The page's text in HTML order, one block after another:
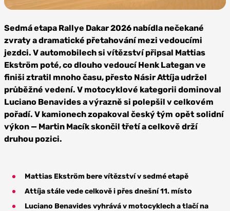
Profimedia
Sedmá etapa Rallye Dakar 2026 nabídla nečekané
zvraty a dramatické přetahování mezi vedoucími
jezdci. V automobilech si vítězství připsal Mattias
Ekström poté, co dlouho vedoucí Henk Lategan ve
finiši ztratil mnoho času, přesto NásirAttíjaudržel
průběžné vedení. V motocyklové kategorii dominoval
Luciano Benavides a výrazně si polepšil v celkovém
pořadí. V kamionech zopakoval český tým opět solidní
výkon — Martin Macík skončil třetí a celkově drží
druhou pozici.
Mattias Ekström bere vítězství v sedmé etapě
Attíjastále vede celkověi přes dnešní 11. místo
Luciano Benavides vyhrává v motocyklecha tlačí na